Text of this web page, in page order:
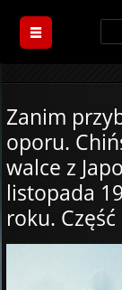
Zanim
oporu.
walce z
listopada
roku. Część